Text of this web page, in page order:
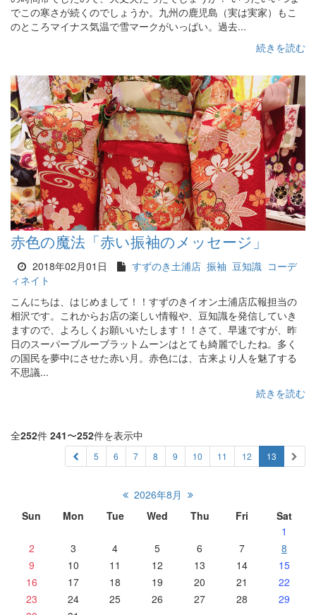
2026年8月
Sun
Mon Tue Wed Thu Fri
Sat
1
2
3 4 5 6 7
8
9
10 11 12 13 14
15
16
17 18 19 20 21
22
23
24 25 26 27 28
29
でこの寒さが続くのでしょうか。九州の鹿児島（実は実家）もこ
のところマイナス気温で雪マークがいっぱい。過去...
続きを読む
赤色の魔法「赤い振袖のメッセージ」
2018年02月01日 すずのき土浦店 振袖 豆知識 コーデ
ィネイト
こんにちは、はじめまして！！すずのきイオン土浦店広報担当の
相沢です。これからお店の楽しい情報や、豆知識を発信していき
ますので、よろしくお願いいたします！！さて、早速ですが、昨
日のスーパーブルーブラットムーンはとても綺麗でしたね。多く
の国民を夢中にさせた赤い月。赤色には、古来より人を魅了する
不思議...
続きを読む
全252件 241〜252件を表示中
5 6 7 8 9 10 11 12 13